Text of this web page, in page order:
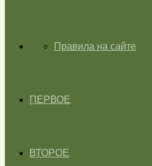
ГЛАВНАЯПравила на сайте
ПЕРВОЕ
ВТОРОЕ